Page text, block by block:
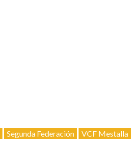
Segunda Federación VCF Mestalla